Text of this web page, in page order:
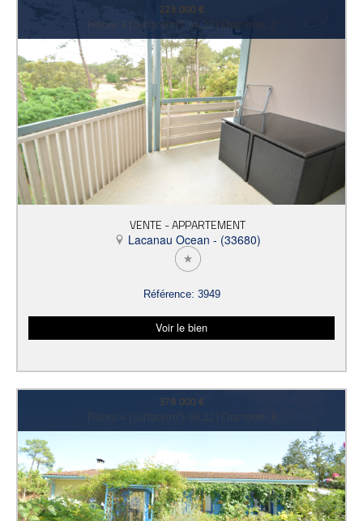
223 000 €
Pièces: 3 | surface(m²): 44.22 | Chambres: 2
VENTE - APPARTEMENT
Lacanau Ocean - (33680)
Référence: 3949
Voir le bien
378 000 €
Pièces: 4 | surface(m²): 99.22 | Chambres: 3